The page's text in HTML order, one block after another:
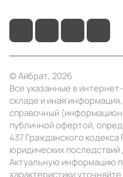
© Айбрат, 2026
Все указанные в
складе и иная
справочный
публичной офертой,
437 Гражданского
юридических
Актуальную информацию
характеристики